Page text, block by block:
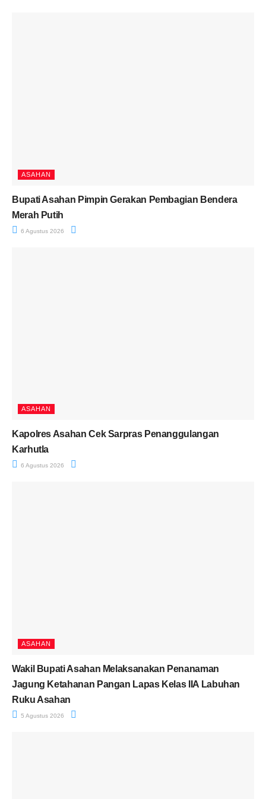
ASAHAN
Bupati Asahan Pimpin Gerakan Pembagian Bendera
Merah Putih
6 Agustus 2026
ASAHAN
Kapolres Asahan Cek Sarpras Penanggulangan
Karhutla
6 Agustus 2026
ASAHAN
Wakil Bupati Asahan Melaksanakan Penanaman
Jagung Ketahanan Pangan Lapas Kelas IIA Labuhan
Ruku Asahan
5 Agustus 2026